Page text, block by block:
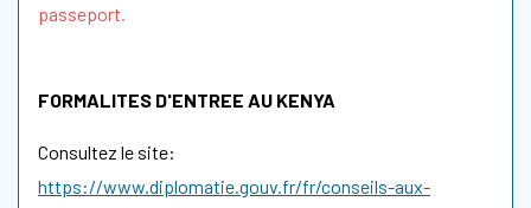
passeport.
FORMALITES D'ENTREE AU KENYA
Consultez le site:
https://www.diplomatie.gouv.fr/fr/conseils-aux-